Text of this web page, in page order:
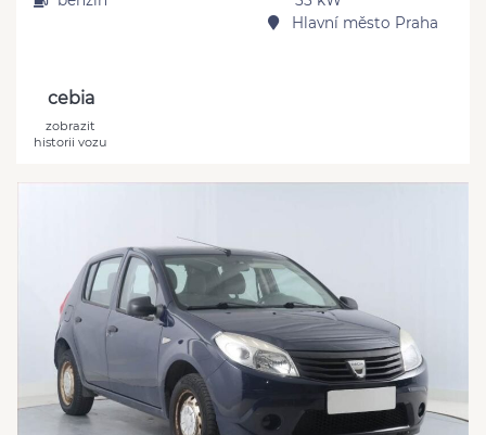
Hlavní město Praha
cebia
zobrazit
historii vozu